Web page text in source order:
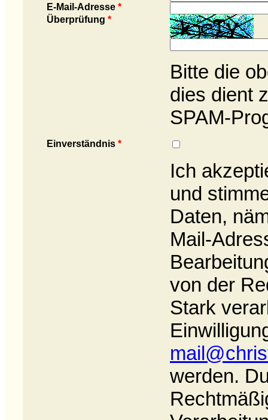
E-Mail-Adresse *
Überprüfung *
Bitte die
dies dient
SPAM-
Einverständnis *
Ich
und
Daten,
Mail-
von der
Stark
werden.